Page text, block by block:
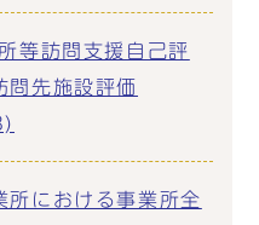
等訪問支援自己評
問先施設評価
所における事業所全